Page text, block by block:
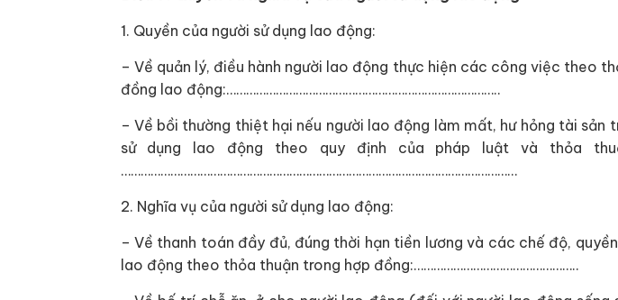
1. Quyền của người sử dụng lao động:
– Về quản lý, điều hành người lao động thực hiện các công việc theo
đồng lao động:………………………………………………………………………..
– Về bồi thường thiệt hại nếu người lao động làm mất, hư hỏng tài sản
sử dụng lao động theo quy định của pháp luật và thỏa
…………………………………………………………………………………………………………
2. Nghĩa vụ của người sử dụng lao động:
– Về thanh toán đầy đủ, đúng thời hạn tiền lương và các chế độ,
lao động theo thỏa thuận trong hợp đồng:…………………………………………..